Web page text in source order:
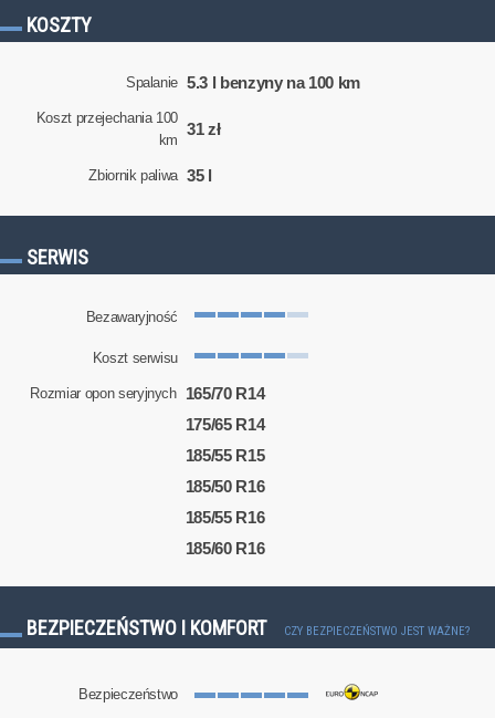
KOSZTY
Spalanie 5.3 l benzyny na 100 km
Koszt przejechania 100
km
31 zł
Zbiornik paliwa 35 l
SERWIS
Bezawaryjność
Koszt serwisu
Rozmiar opon seryjnych
165/70 R14
175/65 R14
185/55 R15
185/50 R16
185/55 R16
185/60 R16
BEZPIECZEŃSTWO I KOMFORT CZY BEZPIECZEŃSTWO JEST WAŻNE?
Bezpieczeństwo